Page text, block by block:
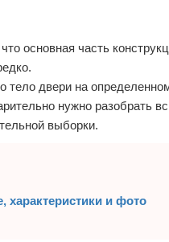
основная часть
двери на
нужно разобрать
выборки.
характеристики и фото